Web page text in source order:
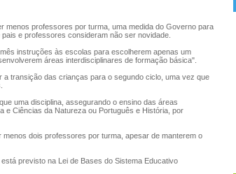
menos professores por turma, uma medida do Governo para
e professores consideram não ser novidade.
instruções às escolas para escolherem apenas um
áreas interdisciplinares de formação básica".
transição das crianças para o segundo ciclo, uma vez que
uma disciplina, assegurando o ensino das áreas
e Ciências da Natureza ou Português e História, por
dois professores por turma, apesar de manterem o
previsto na Lei de Bases do Sistema Educativo